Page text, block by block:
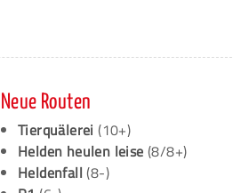
Neue Routen
Tierquälerei (10+)
Helden heulen leise(8/8+)
Heldenfall(8-)